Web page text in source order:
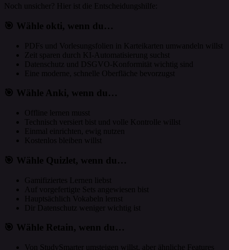
Noch unsicher? Hier ist die Entscheidungshilfe:
🎯 Wähle okti, wenn du…
PDFs und Vorlesungsfolien in Karteikarten umwandeln willst
Zeit sparen durch KI-Automatisierung suchst
Datenschutz und DSGVO-Konformität wichtig sind
Eine moderne, schnelle Oberfläche bevorzugst
🎯 Wähle Anki, wenn du…
Offline lernen musst
Technisch versiert bist und volle Kontrolle willst
Einmal einrichten, ewig nutzen
Kostenlos bleiben willst
🎯 Wähle Quizlet, wenn du…
Gamifiziertes Lernen liebst
Auf vorgefertigte Sets angewiesen bist
Hauptsächlich Vokabeln lernst
Dir Datenschutz weniger wichtig ist
🎯 Wähle Retain, wenn du…
Von StudySmarter umsteigen willst, aber ähnliche Features